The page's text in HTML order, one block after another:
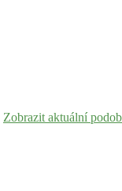
Zobrazit aktuální